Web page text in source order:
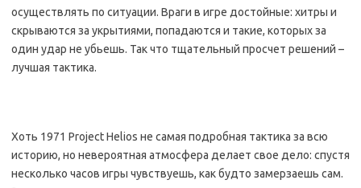
осуществлять по ситуации. Враги в игре достойные: хитры и
скрываются за укрытиями, попадаются и такие, которых за
один удар не убьешь. Так что тщательный просчет решений –
лучшая тактика.
Хоть 1971 Project Helios не самая подробная тактика за всю
историю, но невероятная атмосфера делает свое дело: спустя
несколько часов игры чувствуешь, как будто замерзаешь сам.